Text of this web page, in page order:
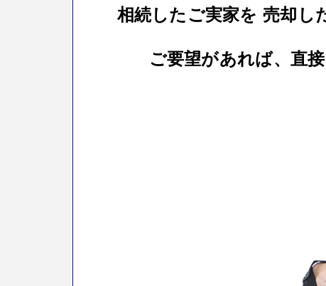
相続したご実家を 売却し
ご要望があれば、直